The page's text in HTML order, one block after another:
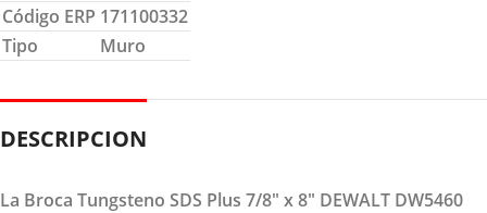
Código ERP 171100332
Tipo
Muro
DESCRIPCION
La Broca Tungsteno SDS Plus 7/8" x 8" DEWALT DW5460